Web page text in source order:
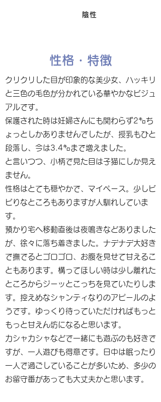
陰性
性格・特徴
クリクリした目が印象的な美少女、ハッキリ
と三色の毛色が分かれている華やかなビジュ
アルです。
保護された時は妊婦さんにも関わらず2㌔ち
ょっとしかありませんでしたが、授乳もひと
段落し、今は3.4㌔まで増えました。
と言いつつ、小柄で見た目は子猫にしか見え
ません。
性格はとても穏やかで、マイペース。少しビ
ビりなところもありますが人馴れしていま
す。
預かり宅へ移動直後は夜鳴きなどありました
が、徐々に落ち着きました。ナデナデ大好き
で撫でるとゴロゴロ、お腹を見せて甘えるこ
ともあります。構ってほしい時は少し離れた
ところからジーッとこっちを見ていたりしま
す。控えめなシャンティなりのアピールのよ
うです。ゆっくり待っていただければもっと
もっと甘えん坊になると思います。
カシャカシャなどで一緒にも遊ぶのも好きで
すが、一人遊びも得意です。日中は眠ったり
一人で過ごしていることが多いため、多少の
お留守番があっても大丈夫かと思います。